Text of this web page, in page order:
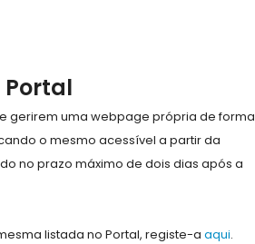
gerirem uma webpage própria de forma
o mesmo acessível a partir da
no prazo máximo de dois dias após a
listada no Portal, registe-a aqui.